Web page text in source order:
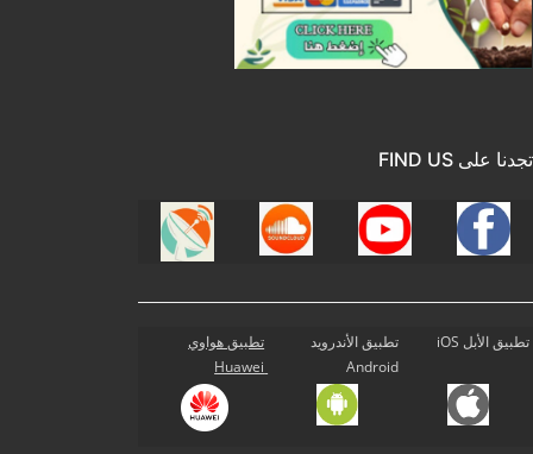
تجدنا على FIND US
تطبيق الأبل iOS
تطبيق الأندرويد
Android
تطبيق هواوي